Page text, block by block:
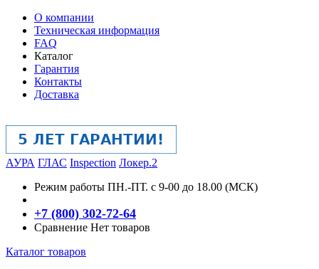
О компании
Техническая информация
FAQ
Каталог
Гарантия
Контакты
Доставка
АУРА ГЛАС Inspection Локер.2
Режим работы ПН.-ПТ. с 9-00 до 18.00 (МСК)
+7 (800) 302-72-64
Сравнение Нет товаров
Каталог товаров